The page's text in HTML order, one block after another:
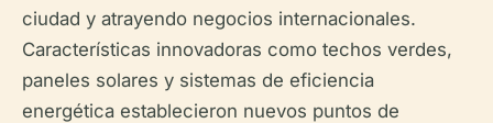
ciudad y atrayendo negocios internacionales.
Características innovadoras como techos verdes,
paneles solares y sistemas de eficiencia
energética establecieron nuevos puntos de